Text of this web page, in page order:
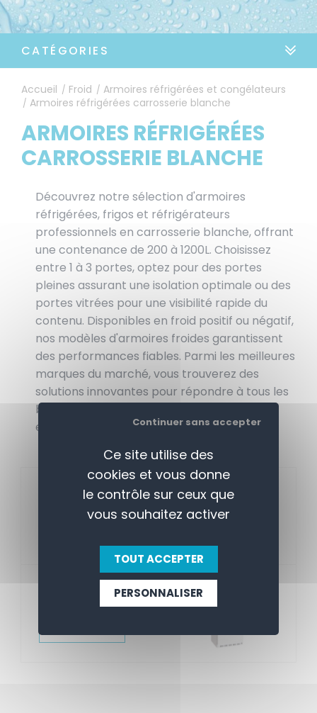
Accueil / Froid / Armoires réfrigérées et congélateurs
/ Armoires réfrigérées carrosserie blanche
CATÉGORIES
ARMOIRES RÉFRIGÉRÉES
CARROSSERIE BLANCHE
Découvrez notre sélection d'armoires
réfrigérées, frigos et réfrigérateurs
professionnels en carrosserie blanche, offrant
une contenance de 200 à 1200L. Choisissez
entre 1 à 3 portes, optez pour des portes
pleines assurant une isolation optimale ou des
portes vitrées pour une visibilité rapide du
contenu. Disponibles en froid positif ou négatif,
nos modèles d'armoires froides garantissent
des performances fiables. Parmi les meilleures
marques du marché, vous trouverez des
solutions innovantes pour répondre à tous les
besoins de conservation, alliant capacité,
efficacité énergétique et durabilité.
ARMOIRE RÉFRIGÉRÉE
ARMOIRE RÉFRIGÉRÉE
BLANCHE NÉGATIVE
Ce site utilise des
cookies et vous donne
le contrôle sur ceux que
vous souhaitez activer
TOUT ACCEPTER
Continuer sans accepter
PERSONNALISER